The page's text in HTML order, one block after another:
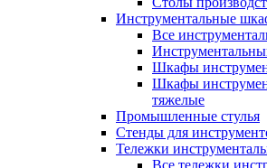
Инструментальные
Все
Шкафы
Шкафы
тяжелые
Промышленные стулья
Стенды для
Тележки
Все тележки